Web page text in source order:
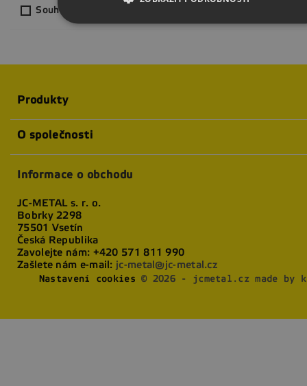
Souhlasím s odběrem novinek ze světa svařování a
Produkty
O společnosti
Informace o obchodu
JC-METAL s. r. o.
Bobrky 2298
75501 Vsetín
Česká Republika
Zavolejte nám: +420 571 811 990
Zašlete nám e-mail: jc-metal@jc-metal.cz
Nastavení cookies © 2026 - jcmetal.cz made by